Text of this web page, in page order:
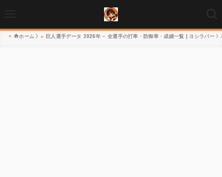
ホーム 巨人選手データ 2026年 – 全選手の打率・防御率・成績一覧 | ヨシラバー